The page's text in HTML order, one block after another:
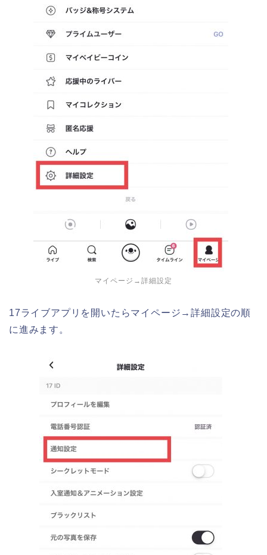
マイページ→詳細設定
17ライブアプリを開いたらマイページ→詳細設定の順
に進みます。